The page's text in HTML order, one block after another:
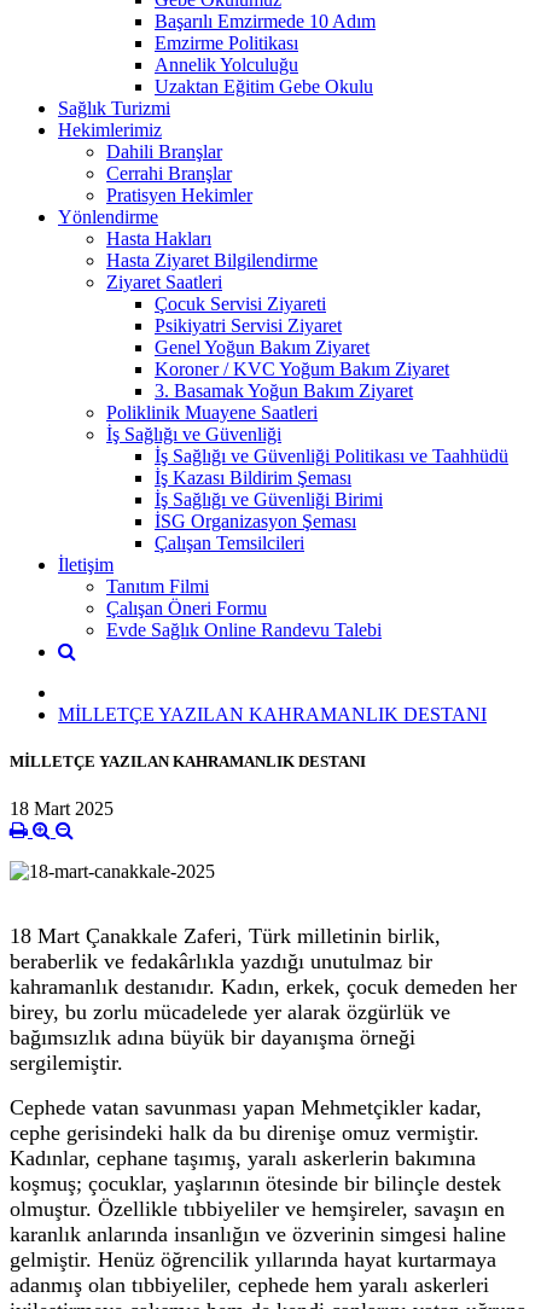
Başarılı Emzirmede 10 Adım
Emzirme Politikası
Annelik Yolculuğu
Uzaktan Eğitim Gebe Okulu
Sağlık Turizmi
Hekimlerimiz
Dahili Branşlar
Cerrahi Branşlar
Pratisyen Hekimler
Yönlendirme
Hasta Hakları
Hasta Ziyaret Bilgilendirme
Ziyaret Saatleri
Çocuk Servisi Ziyareti
Psikiyatri Servisi Ziyaret
Genel Yoğun Bakım Ziyaret
Koroner / KVC Yoğum Bakım Ziyaret
3. Basamak Yoğun Bakım Ziyaret
Poliklinik Muayene Saatleri
İş Sağlığı ve Güvenliği
İş Sağlığı ve Güvenliği Politikası ve Taahhüdü
İş Kazası Bildirim Şeması
İş Sağlığı ve Güvenliği Birimi
İSG Organizasyon Şeması
Çalışan Temsilcileri
İletişim
Tanıtım Filmi
Çalışan Öneri Formu
Evde Sağlık Online Randevu Talebi
MİLLETÇE YAZILAN KAHRAMANLIK DESTANI
MİLLETÇE YAZILAN KAHRAMANLIK DESTANI
18 Mart 2025
18 Mart Çanakkale Zaferi, Türk milletinin birlik,
beraberlik ve fedakârlıkla yazdığı unutulmaz bir
kahramanlık destanıdır. Kadın, erkek, çocuk demeden her
birey, bu zorlu mücadelede yer alarak özgürlük ve
bağımsızlık adına büyük bir dayanışma örneği
sergilemiştir.
Cephede vatan savunması yapan Mehmetçikler kadar,
cephe gerisindeki halk da bu direnişe omuz vermiştir.
Kadınlar, cephane taşımış, yaralı askerlerin bakımına
koşmuş; çocuklar, yaşlarının ötesinde bir bilinçle destek
olmuştur. Özellikle tıbbiyeliler ve hemşireler, savaşın en
karanlık anlarında insanlığın ve özverinin simgesi haline
gelmiştir. Henüz öğrencilik yıllarında hayat kurtarmaya
adanmış olan tıbbiyeliler, cephede hem yaralı askerleri